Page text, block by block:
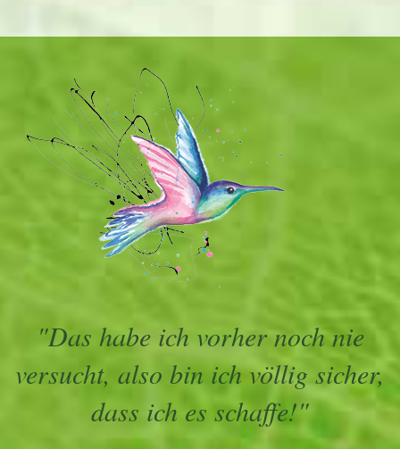
"Das habe ich vorher noch nie
versucht, also bin ich völlig sicher,
dass ich es schaffe!"